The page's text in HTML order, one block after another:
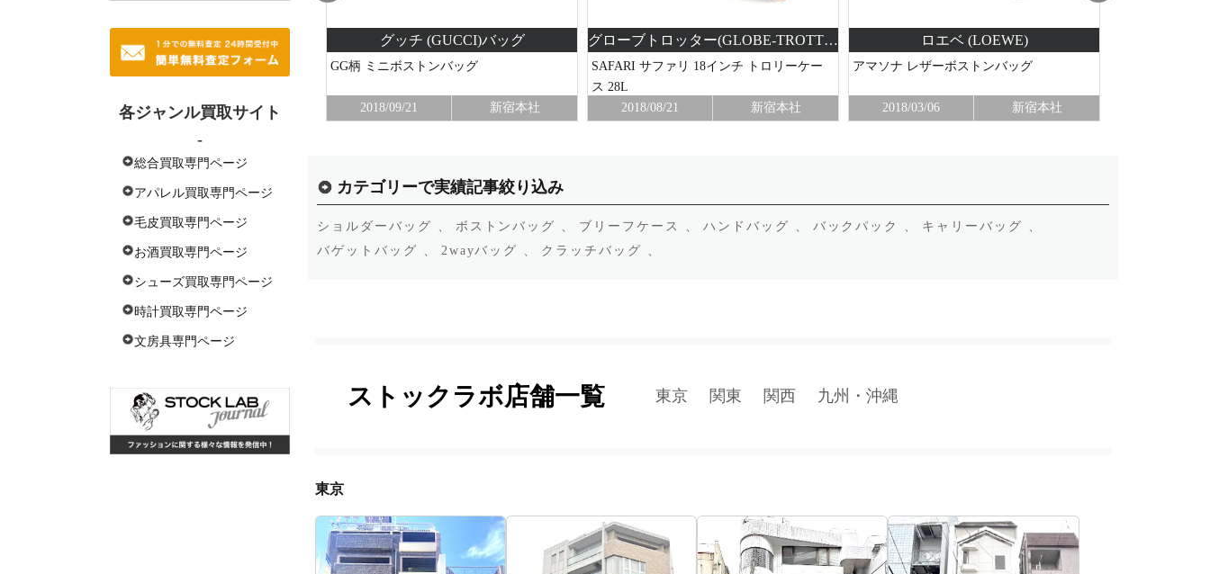
各ジャンル買取サイト
-
総合買取専門ページ
アパレル買取専門ページ
毛皮買取専門ページ
お酒買取専門ページ
シューズ買取専門ページ
時計買取専門ページ
文房具専門ページ
セメタリークロス タガージップ ラージ ジ
2017/09/19
新宿本社
グッチ (GUCCI)バッグ
GG柄 ミニボストンバッグ
2018/09/21 新宿本社
グローブトロッター(GLOBE-TROTTER)
SAFARI サファリ 18インチ トロリーケー
ス 28L
2018/08/21
新宿本社
ロエベ (LOEWE)
アマソナ レザーボストンバッグ
2018/03/06 新宿本社
カテゴリーで実績記事絞り込み
ショルダーバッグ 、 ボストンバッグ 、 ブリーフケース 、 ハンドバッグ 、 バックパック 、
キャリーバッグ 、
バゲットバッグ 、
2wayバッグ 、 クラッチバッグ 、
ストックラボ店舗一覧 東京 関東 関西 九州・沖縄
東京